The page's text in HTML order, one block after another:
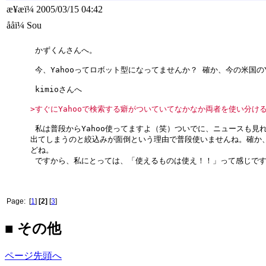
æ¥æï¼ 2005/03/15 04:42
ååï¼ Sou
かずくんさんへ。
今、Yahooってロボット型になってませんか？ 確か、今の米国
kimioさんへ
>すぐにYahooで検索する癖がついていてなかなか両者を使い分け
私は普段からYahoo使ってますよ（笑）ついでに、ニュースも
出てしまうのと絞込みが面倒という理由で普段使いませんね。確
どね。
ですから、私にとっては、「使えるものは使え！！」って感じで
Page: [1] [2] [3]
■ その他
ページ先頭へ